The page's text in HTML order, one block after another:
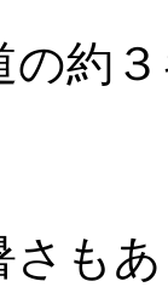
の約
さも